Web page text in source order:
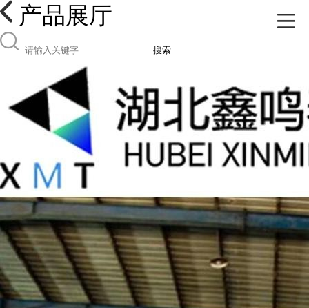
产品展厅
搜索